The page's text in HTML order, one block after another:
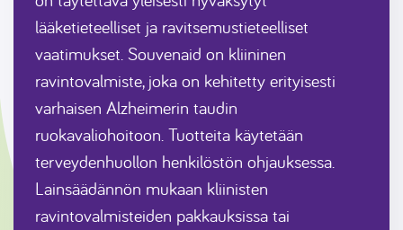
lääketieteelliset ja ravitsemustieteelliset
vaatimukset. Souvenaid on kliininen
ravintovalmiste, joka on kehitetty erityisesti
varhaisen Alzheimerin taudin
ruokavaliohoitoon. Tuotteita käytetään
terveydenhuollon henkilöstön ohjauksessa.
Lainsäädännön mukaan kliinisten
ravintovalmisteiden pakkauksissa tai